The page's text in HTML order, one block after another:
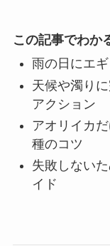
この記事でわか
雨の日にエ
天候や濁り
アクション
アオリイカ
種のコツ
失敗しない
イド